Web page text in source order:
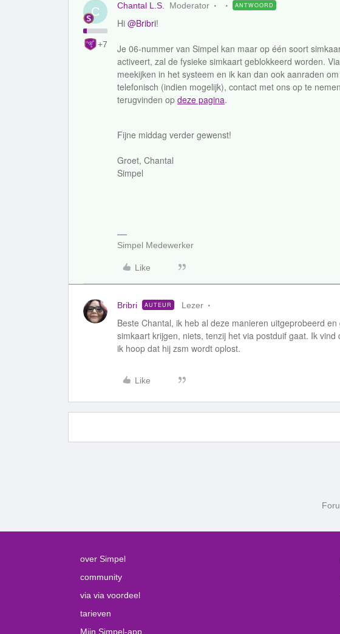
C
+7
Chantal L.S. Moderator ANTWOORD
Hi ​ @Bribri!
Je 06-nummer van Simpel kan maar op één soort
activeert, zal de fysieke simkaart geblokkeerd worden.
meekijken in het systeem en ik kan dan ook aanraden
telefonisch (indien mogelijk), contact met ons op te
terugvinden op deze pagina.
Fijne middag verder gewenst!
Groet, Chantal
Simpel
Simpel Medewerker
Like
Bribri AUTEUR Lezer
Beste Chantal, ik heb al deze manieren uitgeprobeerd
simkaart krijgen, niets, tenzij het via postduif gaat. Ik
ik hoop dat hij zsm wordt oplost.
Like
over Simpel
community
via via voordeel
tarieven
Mijn Simpel-app